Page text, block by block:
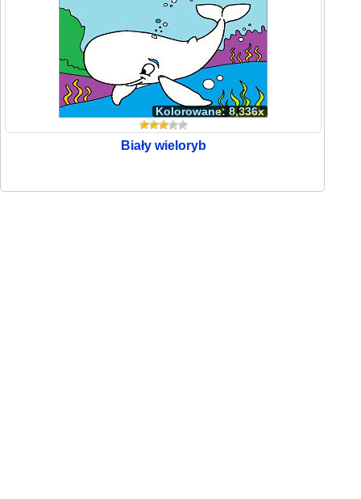
Kolorowane: 8,336x
Biały wieloryb